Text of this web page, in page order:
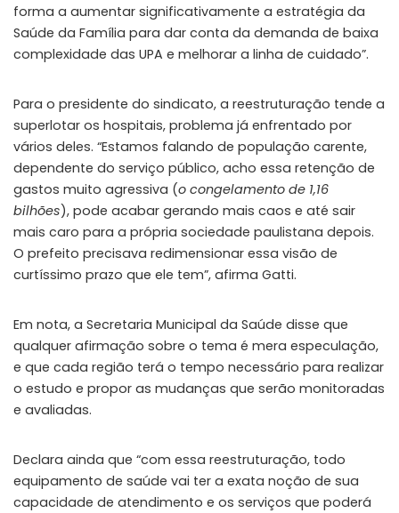
forma a aumentar significativamente a estratégia da
Saúde da Família para dar conta da demanda de baixa
complexidade das UPA e melhorar a linha de cuidado”.
Para o presidente do sindicato, a reestruturação tende a
superlotar os hospitais, problema já enfrentado por
vários deles. “Estamos falando de população carente,
dependente do serviço público, acho essa retenção de
gastos muito agressiva (o congelamento de 1,16
bilhões), pode acabar gerando mais caos e até sair
mais caro para a própria sociedade paulistana depois.
O prefeito precisava redimensionar essa visão de
curtíssimo prazo que ele tem”, afirma Gatti.
Em nota, a Secretaria Municipal da Saúde disse que
qualquer afirmação sobre o tema é mera especulação,
e que cada região terá o tempo necessário para realizar
o estudo e propor as mudanças que serão monitoradas
e avaliadas.
Declara ainda que “com essa reestruturação, todo
equipamento de saúde vai ter a exata noção de sua
capacidade de atendimento e os serviços que poderá